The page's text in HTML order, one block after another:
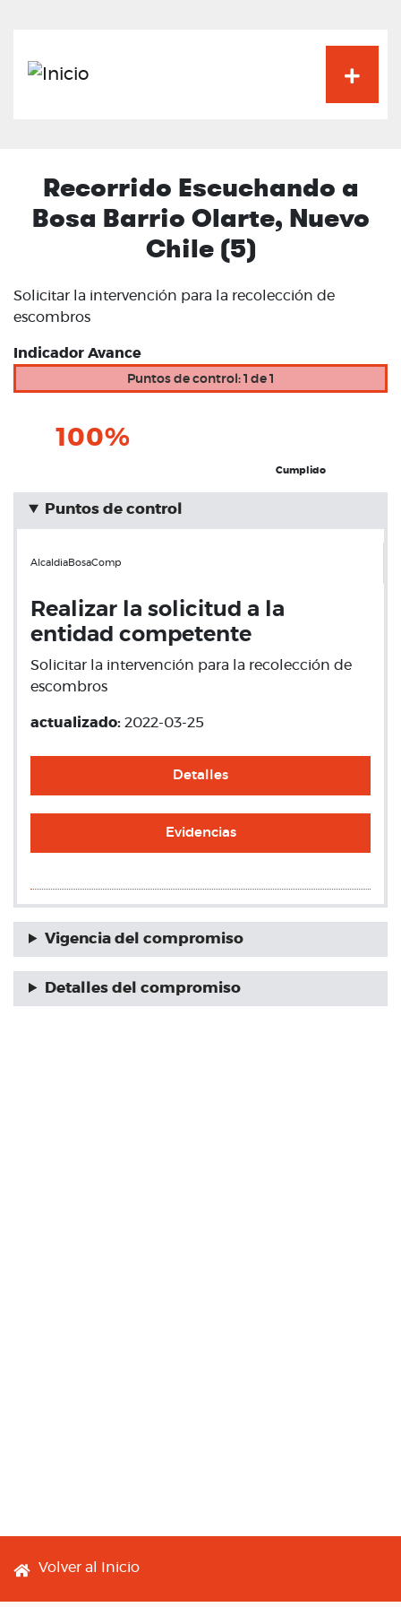
Recorrido Escuchando a
Bosa Barrio Olarte, Nuevo
Chile (5)
Solicitar la intervención para la recolección de
escombros
Indicador Avance
Puntos de control: 1 de 1
100%
Cumplido
Puntos de control
AlcaldiaBosaComp
Realizar la solicitud a la
entidad competente
Solicitar la intervención para la recolección de
escombros
actualizado: 2022-03-25
Detalles
Evidencias
Vigencia del compromiso
Detalles del compromiso
Footer menu
Volver al Inicio